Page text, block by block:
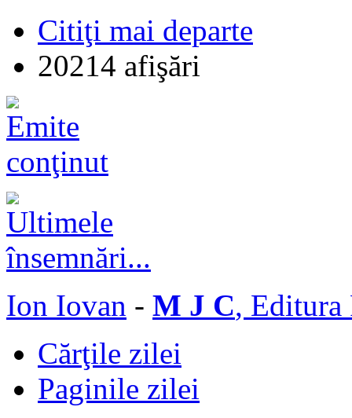
Citiţi mai departe
20214 afişări
Ion Iovan - M J C, Editura
Cărţile zilei
Paginile zilei